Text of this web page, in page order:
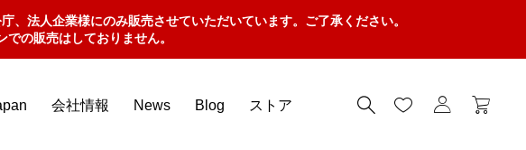
法人企業様にのみ販売させていただいています。ご了承ください。
の販売はしておりません。
会社情報 News Blog ストア